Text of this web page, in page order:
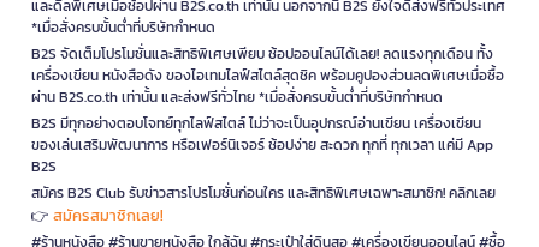
และดีลพิเศษเมื่อช้อปผ่าน B2S.co.th เท่านั้น นอกจากนี้ B2S ยังใจดีส่งฟรีทั่วประเทศ
*เมื่อสั่งครบขั้นต่ำที่บริษัทกำหนด
B2S จัดเต็มโปรโมชั่นและสิทธิพิเศษเพียบ ช้อปออนไลน์ได้เลย! ลดแรงทุกเดือน ทั้ง
เครื่องเขียน หนังสือดัง ของไอเทมไลฟ์สไตล์สุดชิค พร้อมคูปองส่วนลดพิเศษเมื่อซื้อ
ผ่าน B2S.co.th เท่านั้น และส่งฟรีทั่วไทย *เมื่อสั่งครบขั้นต่ำที่บริษัทกำหนด
B2S มีทุกอย่างตอบโจทย์ทุกไลฟ์สไตล์ ไม่ว่าจะเป็นอุปกรณ์อ่านเขียน เครื่องเขียน
ของเล่นเสริมพัฒนาการ หรือเฟอร์นิเจอร์ ช้อปง่าย สะดวก ทุกที่ ทุกเวลา แค่มี App
B2S
สมัคร B2S Club รับข่าวสารโปรโมชั่นก่อนใคร และสิทธิพิเศษเฉพาะสมาชิก! คลิกเลย
👉 สมัครสมาชิกเลย!
#ร้านหนังสือ #ร้านขายหนังสือ ใกล้ฉัน #กระเป๋าใส่ดินสอ #เครื่องเขียนออนไลน์ #ซื้อ